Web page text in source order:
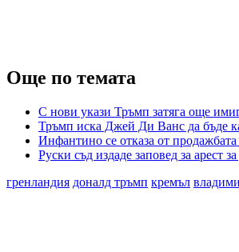
Още по темата
С нови укази Тръмп затяга още
Тръмп иска Джей Ди Ванс да бъде
Инфантино се отказа от
Руски съд издаде заповед за арест
гренландия доналд тръмп кремъл